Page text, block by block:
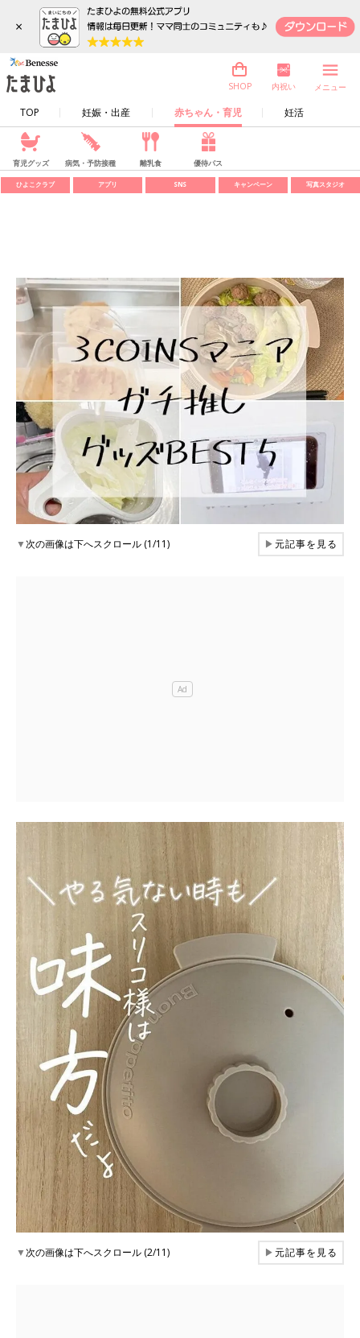
×
TOP 妊娠・出産 赤ちゃん・育児 妊活
SHOP 内祝い メニュー
育児グッズ 病気・予防接種 離乳食 優待パス
ひよこクラブ アプリ SNS キャンペーン 写真スタジオ
▼次の画像は下へスクロール (1/11) ▶元記事を見る
▼次の画像は下へスクロール (2/11) ▶元記事を見る